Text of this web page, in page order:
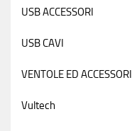
USB ACCESSORI
USB CAVI
VENTOLE ED ACCESSORI
Vultech